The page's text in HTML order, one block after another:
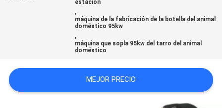
DEL
SITIO
estación
,
máquina de la fabricación de la botella del animal
doméstico 95kw
,
máquina que sopla 95kw del tarro del animal
doméstico
MEJOR PRECIO